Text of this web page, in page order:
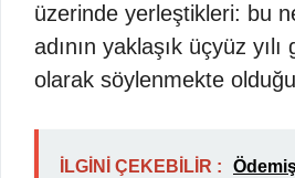
üzerinde yerleştikleri: bu
adının yaklaşık üçyüz
olarak söylenmekte
İLGİNİ ÇEKEBİLİR :